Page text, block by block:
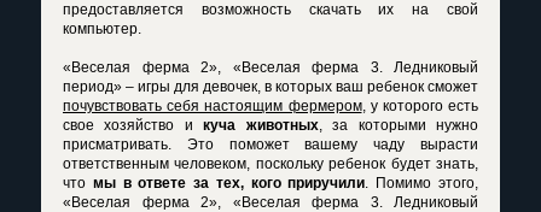
предоставляется возможность скачать их на свой
компьютер.
«Веселая ферма 2», «Веселая ферма 3. Ледниковый
период» – игры для девочек, в которых ваш ребенок сможет
почувствовать себя настоящим фермером, у которого есть
свое хозяйство икуча животных, за которыми нужно
присматривать. Это поможет вашему чаду вырасти
ответственным человеком, поскольку ребенок будет знать,
что мы в ответе за тех, кого приручили. Помимо этого,
«Веселая ферма 2», «Веселая ферма 3. Ледниковый